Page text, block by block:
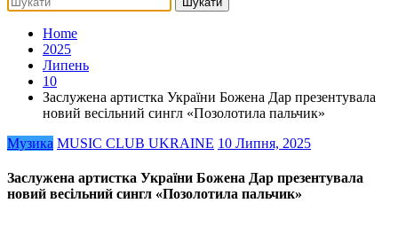
Home
2025
Липень
10
Заслужена артистка України Божена Дар презентувала
новий весільний сингл «Позолотила пальчик»
Музика MUSIC CLUB UKRAINE 10 Липня, 2025
Заслужена артистка України Божена Дар презентувала
новий весільний сингл «Позолотила пальчик»